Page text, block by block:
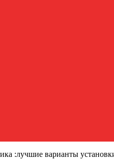
:лучшие варианты